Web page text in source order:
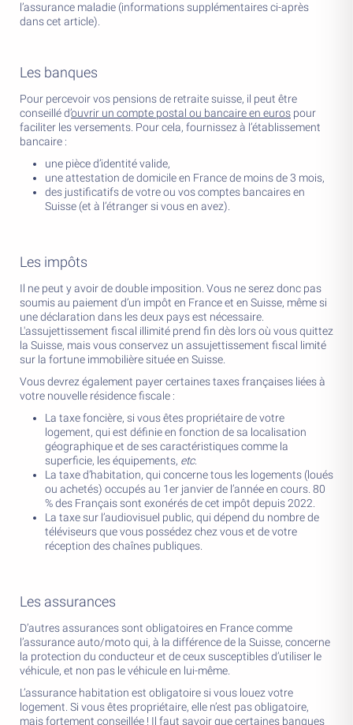
l’assurance maladie (informations supplémentaires ci-après
dans cet article).
Les banques
Pour percevoir vos pensions de retraite suisse, il peut être
conseillé d’ouvrir un compte postal ou bancaire en euros pour
faciliter les versements. Pour cela, fournissez à l’établissement
bancaire :
une pièce d’identité valide,
une attestation de domicile en France de moins de 3 mois,
des justificatifs de votre ou vos comptes bancaires en
Suisse (et à l’étranger si vous en avez).
Les impôts
Il ne peut y avoir de double imposition. Vous ne serez donc pas
soumis au paiement d’un impôt en France et en Suisse, même si
une déclaration dans les deux pays est nécessaire.
L'assujettissement fiscal illimité prend fin dès lors où vous quittez
la Suisse, mais vous conservez un assujettissement fiscal limité
sur la fortune immobilière située en Suisse.
Vous devrez également payer certaines taxes françaises liées à
votre nouvelle résidence fiscale :
La taxe foncière, si vous êtes propriétaire de votre
logement, qui est définie en fonction de sa localisation
géographique et de ses caractéristiques comme la
superficie, les équipements, etc.
La taxe d’habitation, qui concerne tous les logements (loués
ou achetés) occupés au 1er janvier de l’année en cours. 80
% des Français sont exonérés de cet impôt depuis 2022.
La taxe sur l’audiovisuel public, qui dépend du nombre de
téléviseurs que vous possédez chez vous et de votre
réception des chaînes publiques.
Les assurances
D’autres assurances sont obligatoires en France comme
l’assurance auto/moto qui, à la différence de la Suisse, concerne
la protection du conducteur et de ceux susceptibles d’utiliser le
véhicule, et non pas le véhicule en lui-même.
L’assurance habitation est obligatoire si vous louez votre
logement. Si vous êtes propriétaire, elle n’est pas obligatoire,
mais fortement conseillée ! Il faut savoir que certaines banques